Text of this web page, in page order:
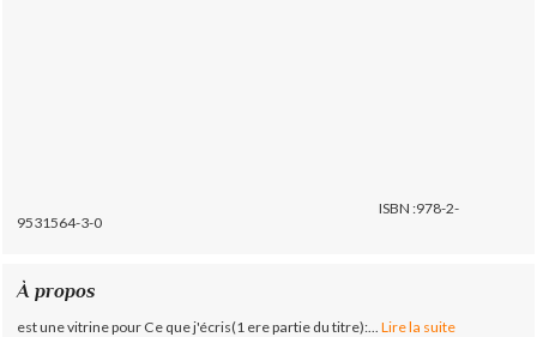
ISBN :978-2-
9531564-3-0
À propos
est une vitrine pour Ce que j'écris(1 ere partie du titre):... Lire la suite